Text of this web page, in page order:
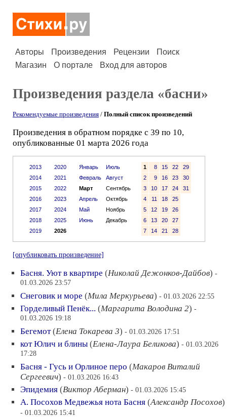
Авторы Произведения Рецензии
Поиск
Магазин
О портале Вход для авторов
Произведения раздела «басни»
Рекомендуемые произведения / Полный список произведений
Произведения в обратном порядке с 39 по 10,
опубликованные 01 марта 2026 года
2013
2014
2015
2016
2017
2018
2019
2020
2021
2022
2023
2024
2025
2026
Январь
Июль
Февраль
Август
Март
Сентябрь
Апрель
Октябрь
Май
Ноябрь
Июнь
Декабрь
1 8 15 22
29
2
9 16 23
30
3
10 17 24
31
4
11 18
25
5
12 19
26
6
13 20
27
7
14 21 28
[опубликовать произведение]
Басня. Уют в квартире (Николай Дежонков-Дайбов) -
01.03.2026 23:57
Снеговик и море (Мила Меркурьева) - 01.03.2026 22:55
Горделивый Пенёк... (Маргарита Володина 2) -
01.03.2026 19:18
Бегемот(Елена Токарева 3) - 01.03.2026 17:51
кот Юлич и блины (Елена-Лаура Беликова) - 01.03.2026
17:28
Басня - Гусь и Орлиное перо (Макаров Виталий
Сергеевич) - 01.03.2026 16:43
Эпидемия (Виктор Аберман) - 01.03.2026 15:45
А. Посохов Медвежья нота Басня (Александр Посохов)
- 01.03.2026 15:41